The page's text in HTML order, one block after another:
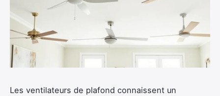
Les ventilateurs de plafond connaissent un